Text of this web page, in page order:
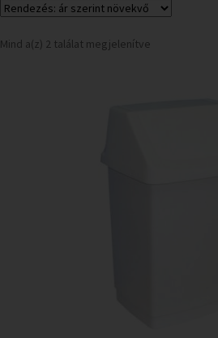
Mind a(z) 2 találat megjelenítve